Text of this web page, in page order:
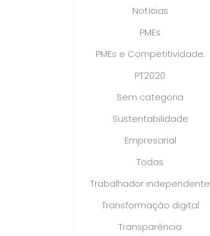
Notícias
PMEs
PMEs e Competitividade.
PT2020
Sem categoria
Sustentabilidade
Empresarial
Todas
Trabalhador independente
Transformação digital
Transparência